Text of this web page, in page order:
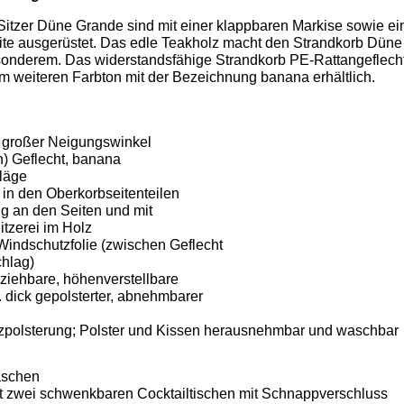
Düne Grande sind mit einer klappbaren Markise sowie
ausgerüstet. Das edle Teakholz macht den Strandkorb Düne
Das widerstandsfähige Strandkorb PE-
weiteren Farbton mit der Bezeichnung banana erhältlich.
Neigungswinkel
Geflecht, banana
den Oberkorbseitenteilen
an den Seiten und mit
im Holz
(zwischen Geflecht
höhenverstellbare
gepolsterter, abnehmbarer
Polster und Kissen herausnehmbar und waschbar
zwei schwenkbaren Cocktailtischen mit Schnappverschluss